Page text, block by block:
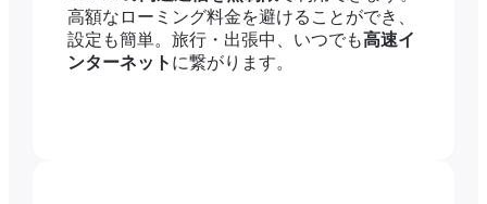
高額なローミング料金を避けることができ、
設定も簡単。旅行・出張中、いつでも高速イ
ンターネット に繋がります。